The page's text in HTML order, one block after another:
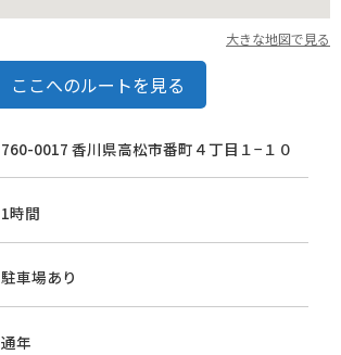
大きな地図で見る
ここへのルートを見る
760-0017 香川県高松市番町４丁目１−１０
1時間
駐車場あり
通年